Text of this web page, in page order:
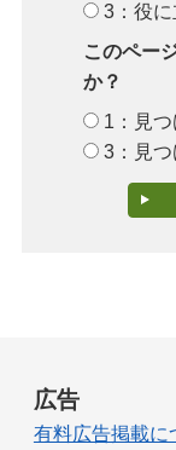
3：役に
このペー
か？
1：見
3：見つ
広告
有料広告掲載に